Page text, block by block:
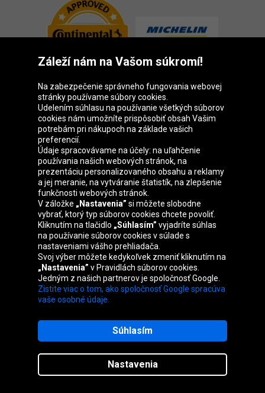
Skupina Oponeo
Belgique
Česká
republika
Deutschland Éire
España France Italia Magyarország
Nederland Österreich Polska
United
Kingdom
Mapa stránok
Záleží nám na Vašom súkromí!
Na zabezpečenie správneho fungovania webovej
stránky používame súbory cookies.
Udelením súhlasu na používanie všetkých súborov
cookies nám umožníte prispôsobiť obsah Vašim
potrebám pri nákupoch na základe vašich
preferencií.
Údaje spracovávame na účely: na uľahčenie
používania našich webových stránok, na
prezentáciu personalizovaného obsahu a reklamy
a jej meranie, na vytváranie štatistík, na zlepšenie
funkčnosti webových stránok.
V záložke „Nastavenia” si môžete slobodne
vybrať, ktorý typ súborov cookies chcete povoliť.
Kliknutím na tlačidlo „Súhlasím” vyjadríte súhlas
na používanie súborov cookies v súlade s
nastaveniami vášho prehliadača.
Svoj výber môžete kedykoľvek zmeniť kliknutím na
„Nastavenia” v Pravidlách súborov cookies.
Jedným z našich partnerov je spoločnosť Google.
Zistite viac o tom, ako spoločnosť Google spracúva
vaše osobné údaje.
Nastavenia
Súhlasím